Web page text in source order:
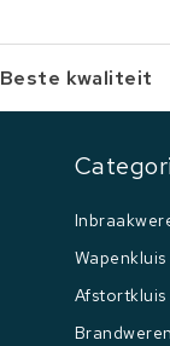
Beste kwaliteit
Wapenkluis
Afstortkluis